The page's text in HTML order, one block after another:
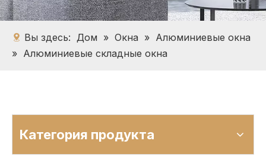
Вы здесь: Дом » Окна » Алюминиевые окна
» Алюминиевые складные окна
Категория продукта